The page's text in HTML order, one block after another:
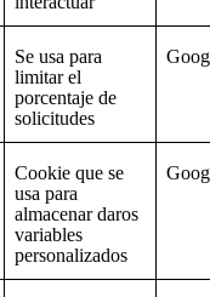
Se usa para
limitar el
porcentaje de
solicitudes
Cookie que se
usa para
almacenar daros
variables
personalizados